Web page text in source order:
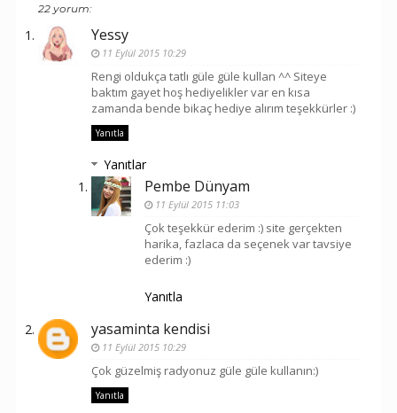
22 yorum:
Yessy
11 Eylül 2015 10:29
Rengi oldukça tatlı güle güle kullan ^^ Siteye
baktım gayet hoş hediyelikler var en kısa
zamanda bende bikaç hediye alırım teşekkürler :)
Yanıtla
Yanıtlar
Pembe Dünyam
11 Eylül 2015 11:03
Çok teşekkür ederim :) site gerçekten
harika, fazlaca da seçenek var tavsiye
ederim :)
Yanıtla
yasaminta kendisi
11 Eylül 2015 10:29
Çok güzelmiş radyonuz güle güle kullanın:)
Yanıtla